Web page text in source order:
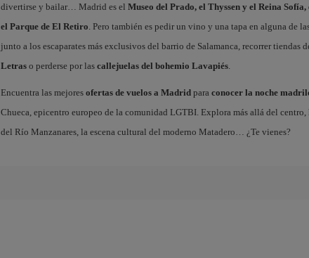
divertirse y bailar… Madrid es el Museo del Prado, el Thyssen y el Reina
el Parque de El Retiro. Pero también es pedir un vino y una tapa en alguna de
junto a los escaparates más exclusivos del barrio de Salamanca, recorrer tiendas
Letraso perderse por las callejuelas del bohemio Lavapiés.
Encuentra las mejores ofertas de vuelos a Madridpara conocer la noche
Chueca, epicentro europeo de la comunidad LGTBI. Explora más allá del
del Río Manzanares, la escena cultural del moderno Matadero… ¿Te vienes?